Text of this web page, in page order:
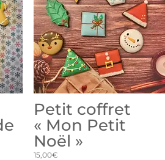
Petit coffret
« Mon Petit
Noël »
15,00€